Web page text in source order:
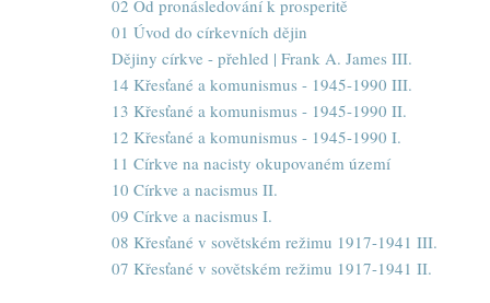
02 Od pronásledování k prosperitě
01 Úvod do církevních dějin
Dějiny církve - přehled | Frank A. James III.
14 Křesťané a komunismus - 1945-1990 III.
13 Křesťané a komunismus - 1945-1990 II.
12 Křesťané a komunismus - 1945-1990 I.
11 Církve na nacisty okupovaném území
10 Církve a nacismus II.
09 Církve a nacismus I.
08 Křesťané v sovětském režimu 1917-1941 III.
07 Křesťané v sovětském režimu 1917-1941 II.